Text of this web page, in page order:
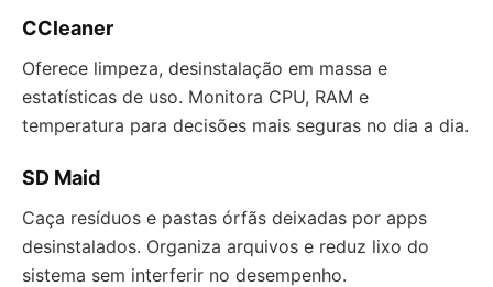
CCleaner
Oferece limpeza, desinstalação em massa e
estatísticas de uso. Monitora CPU, RAM e
temperatura para decisões mais seguras no dia a dia.
SD Maid
Caça resíduos e pastas órfãs deixadas por apps
desinstalados. Organiza arquivos e reduz lixo do
sistema sem interferir no desempenho.